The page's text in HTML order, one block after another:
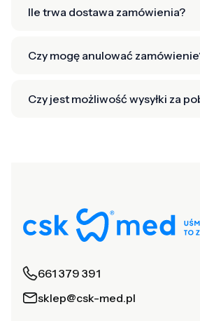
Ile trwa dostawa zamówienia?
Czy mogę anulować
Czy jest możliwość wysyłki za
661 379 391
sklep@csk-med.pl